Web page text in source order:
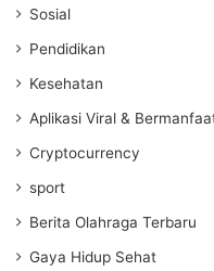
Sosial
Pendidikan
Kesehatan
Aplikasi Viral &
Cryptocurrency
sport
Berita Olahraga Terbaru
Gaya Hidup Sehat